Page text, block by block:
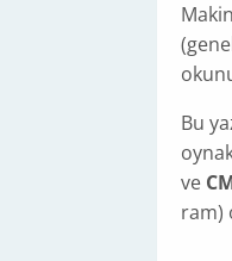
Bu
ve
ram)